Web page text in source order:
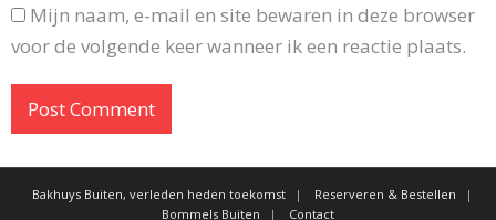
Mijn naam, e-mail en site bewaren in deze browser
voor de volgende keer wanneer ik een reactie plaats.
Bakhuys Buiten, verleden heden toekomst
Reserveren & Bestellen
Bommels Buiten
Contact